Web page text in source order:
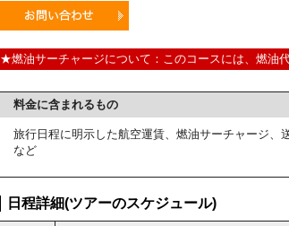
★燃油サーチャージについて：このコースには、燃油
料金に含まれるもの
旅行日程に明示した航空運賃、燃油サーチャージ
など
日程詳細(ツアーのスケジュール)